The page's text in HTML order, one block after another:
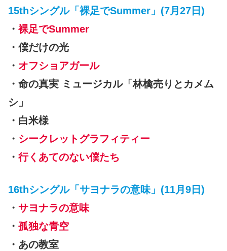
15thシングル「裸足でSummer」(7月27日)
・ 裸足でSummer
・僕だけの光
・ オフショアガール
・命の真実 ミュージカル「林檎売りとカメム
シ」
・白米様
・ シークレットグラフィティー
・ 行くあてのない僕たち
16thシングル「サヨナラの意味」(11月9日)
・ サヨナラの意味
・ 孤独な青空
・あの教室